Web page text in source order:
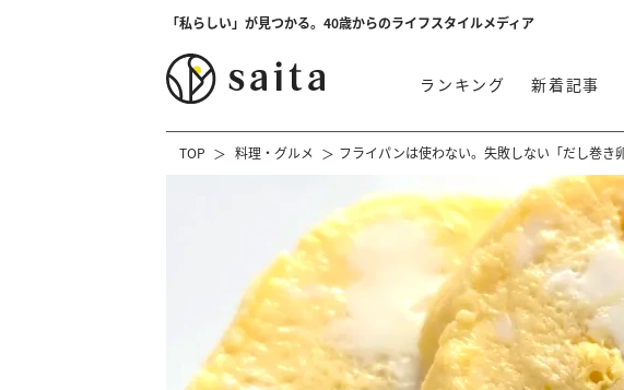
「私らしい」が見つかる。40歳からのライフスタイルメディア
ランキング 新着記事
TOP 料理・グルメ フライパンは使わない。失敗しない「だし巻き